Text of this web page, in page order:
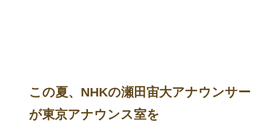
この夏、NHKの瀬田宙大アナウンサー
が東京アナウンス室を